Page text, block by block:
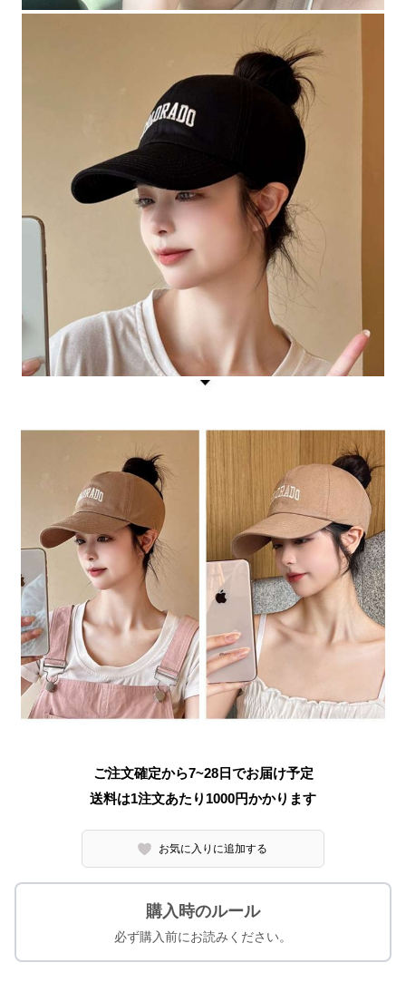
ご注文確定から7~28日でお届け予定
送料は1注文あたり 1000円かかります
お気に入りに追加する
購入時のルール
必ず購入前にお読みください。